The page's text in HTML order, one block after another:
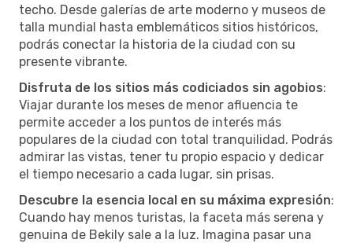
techo. Desde galerías de arte moderno y museos de
talla mundial hasta emblemáticos sitios históricos,
podrás conectar la historia de la ciudad con su
presente vibrante.
Disfruta de los sitios más codiciados sin agobios:
Viajar durante los meses de menor afluencia te
permite acceder a los puntos de interés más
populares de la ciudad con total tranquilidad. Podrás
admirar las vistas, tener tu propio espacio y dedicar
el tiempo necesario a cada lugar, sin prisas.
Descubre la esencia local en su máxima expresión:
Cuando hay menos turistas, la faceta más serena y
genuina de Bekily sale a la luz. Imagina pasar una